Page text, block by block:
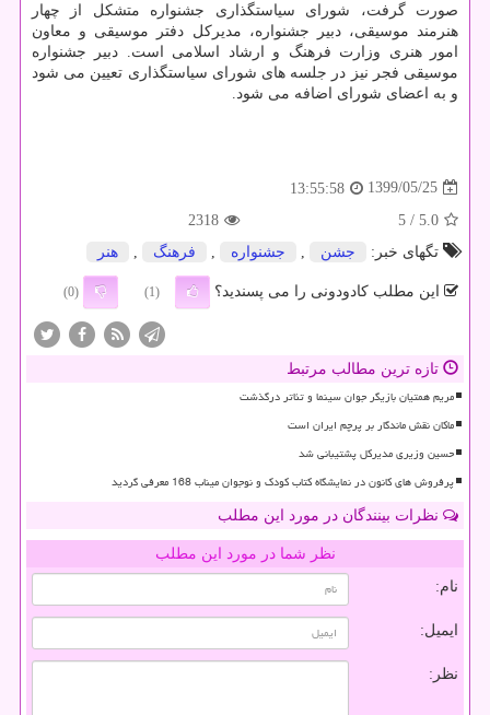
صورت گرفت، شورای سیاستگذاری جشنواره متشکل از چهار
هنرمند موسیقی، دبیر جشنواره، مدیرکل دفتر موسیقی و معاون
امور هنری وزارت فرهنگ و ارشاد اسلامی است. دبیر جشنواره
موسیقی فجر نیز در جلسه های شورای سیاستگذاری تعیین می شود
و به اعضای شورای اضافه می شود.
1399/05/25
13:55:58
5.0
/ 5
2318
تگهای خبر:
جشن جشنواره فرهنگ هنر
این مطلب کادودونی را می پسندید؟ (1)
(0)
تازه ترین مطالب مرتبط
مریم همتیان بازیگر جوان سینما و تئاتر درگذشت
ماکان نقش ماندگار بر پرچم ایران است
حسین وزیری مدیرکل پشتیبانی شد
پرفروش های کانون در نمایشگاه کتاب کودک و نوجوان میناب 168 معرفی گردید
نظرات بینندگان در مورد این مطلب
نظر شما در مورد این مطلب
نام:
ایمیل:
نظر: